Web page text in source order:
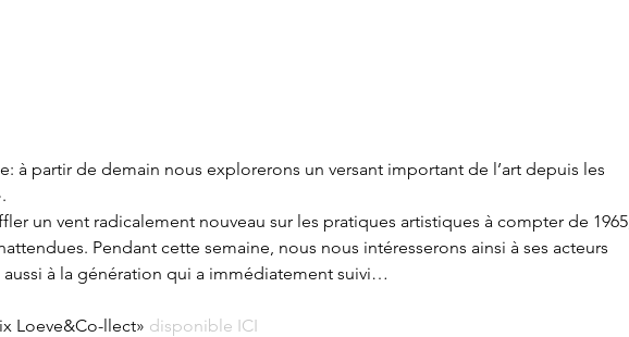
à partir de demain nous explorerons un versant important de l’art depuis les
un vent radicalement nouveau sur les pratiques artistiques à compter de 1965,
Pendant cette semaine, nous nous intéresserons ainsi à ses acteurs
à la génération qui a immédiatement suivi…
Loeve&Co-llect» disponible ICI